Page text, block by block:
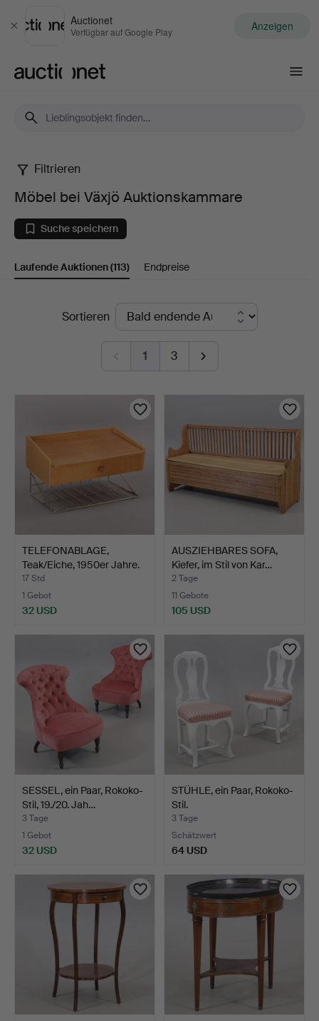
Schließen
Auctionet
Verfügbar auf Google Play Anzeigen
Möbel
bei
Växjö
Auktionskammare
Filtrieren
Möbel bei Växjö Auktionskammare
Suche speichern
Laufende Auktionen(113) Endpreise
LaufendeSortieren
1 3
TELEFONABLAGE,
Teak/Eiche, 1950er Jahre.
17 Std
1 Gebot
32 USD
AUSZIEHBARES SOFA,
Kiefer, im Stil von Kar…
2 Tage
11 Gebote
105 USD
SESSEL, ein Paar, Rokoko-
Stil, 19./20. Jah…
3 Tage
1 Gebot
32 USD
STÜHLE, ein Paar, Rokoko-
Stil.
3 Tage
Schätzwert
64 USD